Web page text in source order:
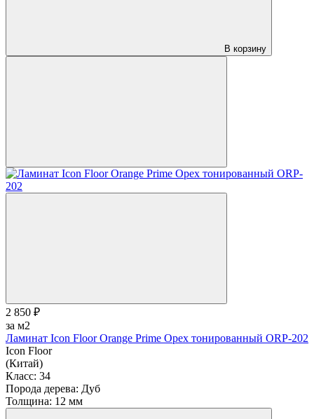
В корзину
2 850 ₽
за м2
Ламинат Icon Floor Orange Prime Орех тонированный ORP-202
Icon Floor
(Китай)
Класс: 34
Порода дерева: Дуб
Толщина: 12 мм